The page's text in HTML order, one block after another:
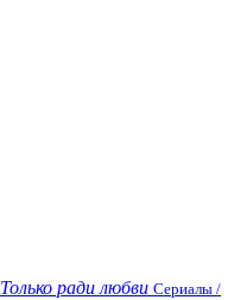
Только ради любви Сериалы /